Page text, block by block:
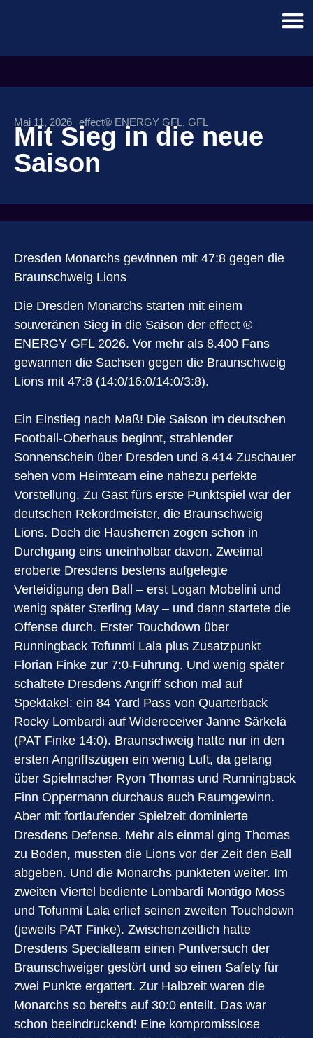
Mai 11, 2026 effect® ENERGY GFL , GFL
Mit Sieg in die neue
Saison
Dresden Monarchs gewinnen mit 47:8 gegen die
Braunschweig Lions
Die Dresden Monarchs starten mit einem
souveränen Sieg in die Saison der effect ®
ENERGY GFL 2026. Vor mehr als 8.400 Fans
gewannen die Sachsen gegen die Braunschweig
Lions mit 47:8 (14:0/16:0/14:0/3:8).
Ein Einstieg nach Maß! Die Saison im deutschen
Football-Oberhaus beginnt, strahlender
Sonnenschein über Dresden und 8.414 Zuschauer
sehen vom Heimteam eine nahezu perfekte
Vorstellung. Zu Gast fürs erste Punktspiel war der
deutschen Rekordmeister, die Braunschweig
Lions. Doch die Hausherren zogen schon in
Durchgang eins uneinholbar davon. Zweimal
eroberte Dresdens bestens aufgelegte
Verteidigung den Ball – erst Logan Mobelini und
wenig später Sterling May – und dann startete die
Offense durch. Erster Touchdown über
Runningback Tofunmi Lala plus Zusatzpunkt
Florian Finke zur 7:0-Führung. Und wenig später
schaltete Dresdens Angriff schon mal auf
Spektakel: ein 84 Yard Pass von Quarterback
Rocky Lombardi auf Widereceiver Janne Särkelä
(PAT Finke 14:0). Braunschweig hatte nur in den
ersten Angriffszügen ein wenig Luft, da gelang
über Spielmacher Ryon Thomas und Runningback
Finn Oppermann durchaus auch Raumgewinn.
Aber mit fortlaufender Spielzeit dominierte
Dresdens Defense. Mehr als einmal ging Thomas
zu Boden, mussten die Lions vor der Zeit den Ball
abgeben. Und die Monarchs punkteten weiter. Im
zweiten Viertel bediente Lombardi Montigo Moss
und Tofunmi Lala erlief seinen zweiten Touchdown
(jeweils PAT Finke). Zwischenzeitlich hatte
Dresdens Specialteam einen Puntversuch der
Braunschweiger gestört und so einen Safety für
zwei Punkte ergattert. Zur Halbzeit waren die
Monarchs so bereits auf 30:0 enteilt. Das war
schon beeindruckend! Eine kompromisslose